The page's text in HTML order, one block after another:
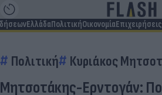
ΕλλάδαΠολιτικήΟικονομίαΕπιχειρήσεις
Πολιτική Κυριάκος
Μητσοτάκης-Ερντογάν: